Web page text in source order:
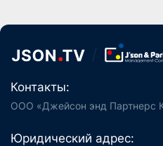
Контакты:
ООО «Джейсон энд Партнерс
Юридический адрес: